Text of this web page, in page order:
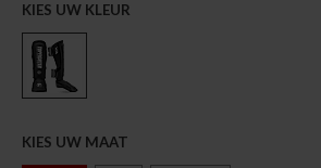
KIES UW KLEUR
KIES UW MAAT